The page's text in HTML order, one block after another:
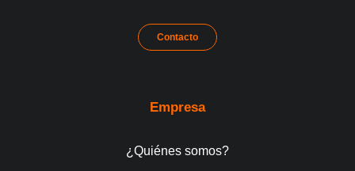
Contacto
Empresa
¿Quiénes somos?